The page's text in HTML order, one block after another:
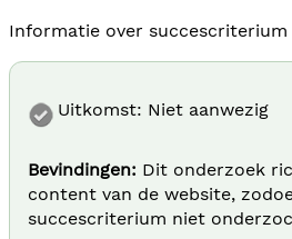
Informatie over succescriterium
Uitkomst: Niet aanwezig
Bevindingen: Dit onderzoek
content van de website,
succescriterium niet